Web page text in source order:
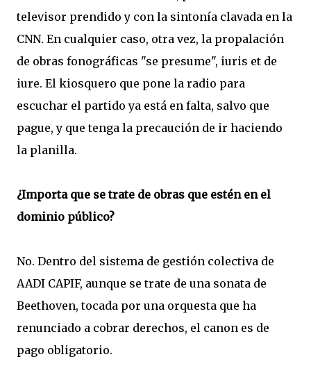
televisor prendido y con la sintonía clavada en la
CNN. En cualquier caso, otra vez, la propalación
de obras fonográficas "se presume", iuris et de
iure. El kiosquero que pone la radio para
escuchar el partido ya está en falta, salvo que
pague, y que tenga la precaución de ir haciendo
la planilla.
¿Importa que se trate de obras que estén en el
dominio público?
No. Dentro del sistema de gestión colectiva de
AADI CAPIF, aunque se trate de una sonata de
Beethoven, tocada por una orquesta que ha
renunciado a cobrar derechos, el canon es de
pago obligatorio.